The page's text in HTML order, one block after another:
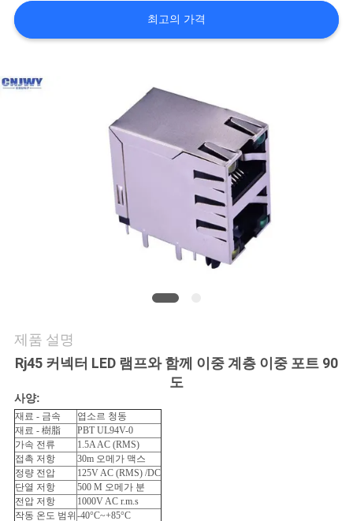
질
리
를
청
하
다
최고의 가격
제품 설명
Rj45 커넥터 LED 램프와 함께 이중 계층 이중 포트 90
도
사양:
재료 - 금속
엽소르 청동
재료 - 樹脂
PBT UL94V-0
가속 전류
1.5A AC (RMS)
접촉 저항
30m 오메가 맥스
정량 전압
125V AC (RMS) /DC
단열 저항
500 M 오메가 분
전압 저항
1000V AC r.m.s
작동 온도 범위 -40°C~+85°C